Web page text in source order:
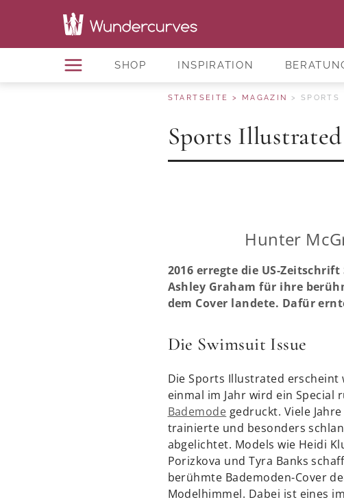
SHOP INSPIRATION
STARTSEITE MAGAZIN
Sports
Hunter
2016 erregte die US-
Ashley Graham für ihre
dem Cover landete. Dafür
Die Swimsuit Issue
Die Sports Illustrated erscheint
einmal im Jahr wird ein Special
Bademode gedruckt. Viele
trainierte und besonders
abgelichtet. Models wie Heidi
Porizkova und Tyra Banks
berühmte Bademoden-Cover
Modelhimmel. Dabei ist eines